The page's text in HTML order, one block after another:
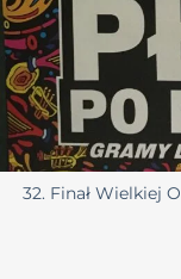
32. Finał Wielkiej